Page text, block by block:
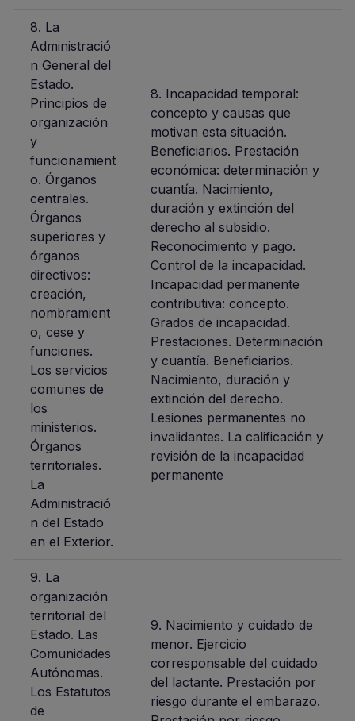
8. La
Administració
n General del
Estado.
Principios de
organización
y
funcionamient
o. Órganos
centrales.
Órganos
superiores y
órganos
directivos:
creación,
nombramient
o, cese y
funciones.
Los servicios
comunes de
los
ministerios.
Órganos
territoriales.
La
Administració
n del Estado
en el Exterior.
8. Incapacidad temporal:
concepto y causas que
motivan esta situación.
Beneficiarios. Prestación
económica: determinación y
cuantía. Nacimiento,
duración y extinción del
derecho al subsidio.
Reconocimiento y pago.
Control de la incapacidad.
Incapacidad permanente
contributiva: concepto.
Grados de incapacidad.
Prestaciones. Determinación
y cuantía. Beneficiarios.
Nacimiento, duración y
extinción del derecho.
Lesiones permanentes no
invalidantes. La calificación y
revisión de la incapacidad
permanente
9. La
organización
territorial del
Estado. Las
Comunidades
Autónomas.
Los Estatutos
de
9. Nacimiento y cuidado de
menor. Ejercicio
corresponsable del cuidado
del lactante. Prestación por
riesgo durante el embarazo.